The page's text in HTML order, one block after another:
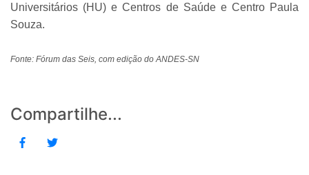
Universitários (HU) e Centros de Saúde e Centro Paula
Souza.
Fonte: Fórum das Seis, com edição do ANDES-SN
Compartilhe...